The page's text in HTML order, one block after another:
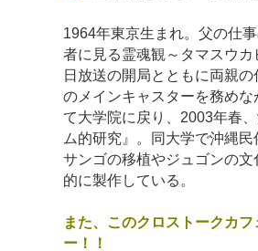
1964年東京生まれ。父の仕
者に見る霊魂観～タマスウ
日放送の開局とともに両親
のメインキャスターを務め
て大学院に戻り、2003年春
ム的研究』。同大学で沖縄
サンゴの移植やジュゴンの
的に製作している。
また、このクロストークカ
ー！！